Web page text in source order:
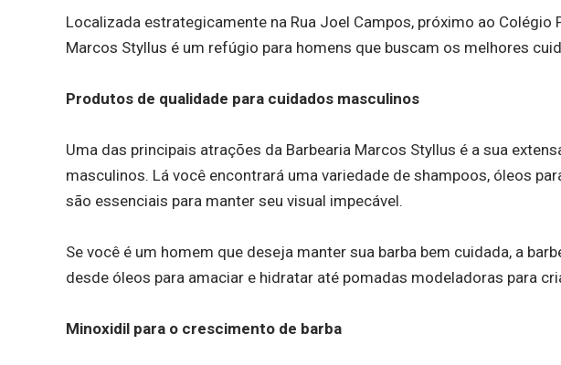
Localizada estrategicamente na Rua Joel Campos, próximo ao Colégio
Marcos Styllus é um refúgio para homens que buscam os melhores
Produtos de qualidade para cuidados masculinos
Uma das principais atrações da Barbearia Marcos Styllus é a sua
masculinos. Lá você encontrará uma variedade de shampoos, óleos
são essenciais para manter seu visual impecável.
Se você é um homem que deseja manter sua barba bem cuidada, a
desde óleos para amaciar e hidratar até pomadas modeladoras para
Minoxidil para o crescimento de barba